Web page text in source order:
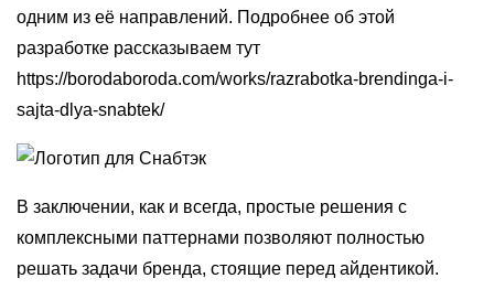
одним из её направлений. Подробнее об этой
разработке рассказываем тут
https://borodaboroda.com/works/razrabotka-brendinga-i-
sajta-dlya-snabtek/
В заключении, как и всегда, простые решения с
комплексными паттернами позволяют полностью
решать задачи бренда, стоящие перед айдентикой.